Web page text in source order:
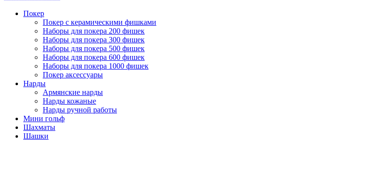
Покер
Покер с керамическими фишками
Наборы для покера 200 фишек
Наборы для покера 300 фишек
Наборы для покера 500 фишек
Наборы для покера 600 фишек
Наборы для покера 1000 фишек
Покер аксессуары
Нарды
Армянские нарды
Нарды кожаные
Нарды ручной работы
Мини гольф
Шахматы
Шашки